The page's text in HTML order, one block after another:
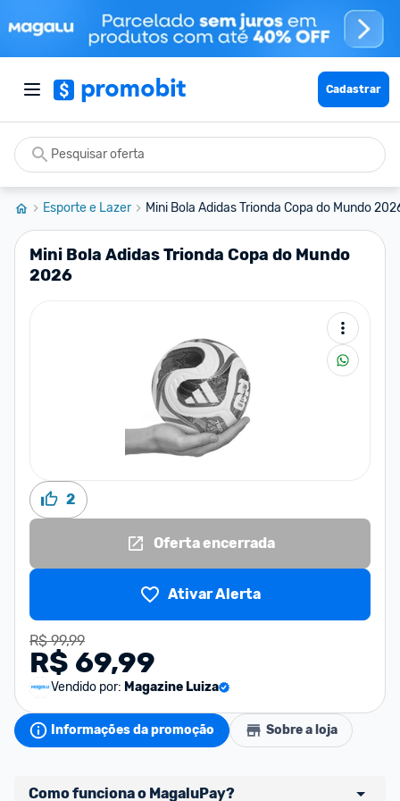
Cadastrar
Esporte e Lazer Mini Bola Adidas Trionda Copa do Mundo
Mini Bola Adidas Trionda Copa do Mundo
2026
2
Oferta encerrada
Ativar Alerta
R$ 99,99
R$ 69,99
Vendido por: Magazine Luiza
Informações da promoção Sobre a loja
Como funciona o MagaluPay?